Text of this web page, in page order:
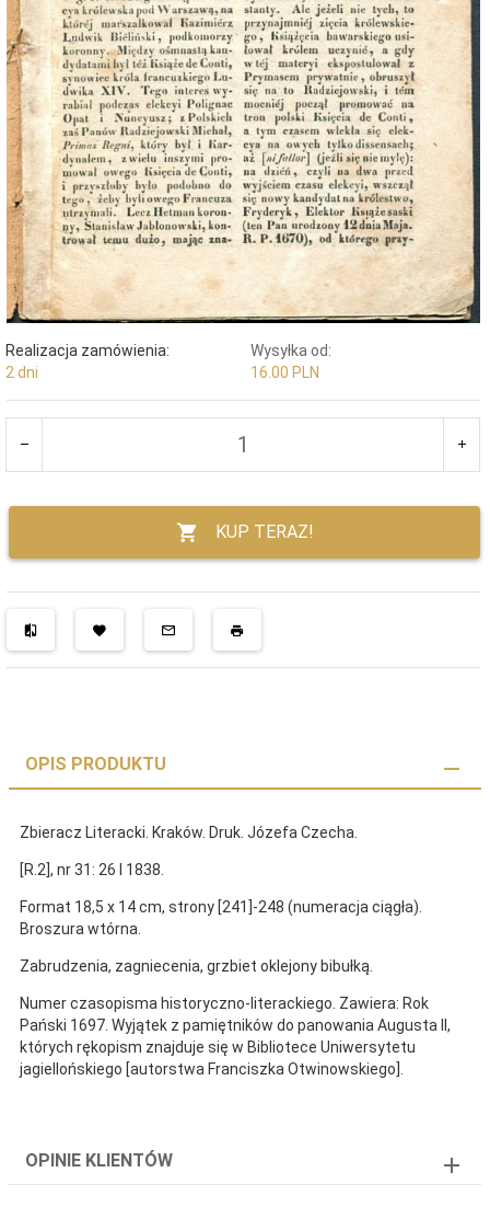
Realizacja zamówienia:
2 dni
Wysyłka od:
16.00 PLN
KUP TERAZ!
OPIS PRODUKTU
Zbieracz Literacki. Kraków. Druk. Józefa Czecha.
[R.2], nr 31: 26 I 1838.
Format 18,5 x 14 cm, strony [241]-248 (numeracja ciągła).
Broszura wtórna.
Zabrudzenia, zagniecenia, grzbiet oklejony bibułką.
Numer czasopisma historyczno-literackiego. Zawiera: Rok
Pański 1697. Wyjątek z pamiętników do panowania Augusta II,
których rękopism znajduje się w Bibliotece Uniwersytetu
jagiellońskiego [autorstwa Franciszka Otwinowskiego].
OPINIE KLIENTÓW